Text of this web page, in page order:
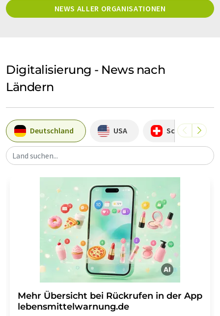
NEWS ALLER ORGANISATIONEN
Digitalisierung - News nach
Ländern
Deutschland USA Schweiz
Land suchen...
Mehr Übersicht bei Rückrufen in der App
lebensmittelwarnung.de